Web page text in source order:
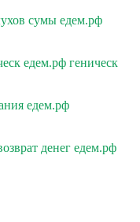
сумы едем.рф
едем.рф геническ
едем.рф
денег едем.рф